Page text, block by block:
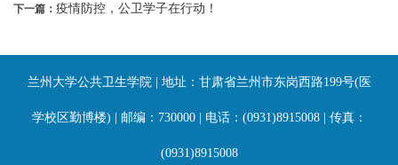
下一篇： 疫情防控，公卫学子在行动！
兰州大学公共卫生学院 | 地址：甘肃省兰州市东岗西路199号(医
学校区勤博楼) | 邮编：730000 | 电话：(0931)8915008 | 传真：
(0931)8915008